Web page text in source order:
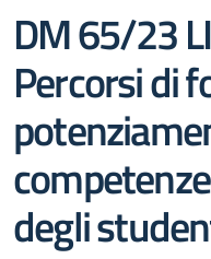
DM 65/23
Percorsi di
degli